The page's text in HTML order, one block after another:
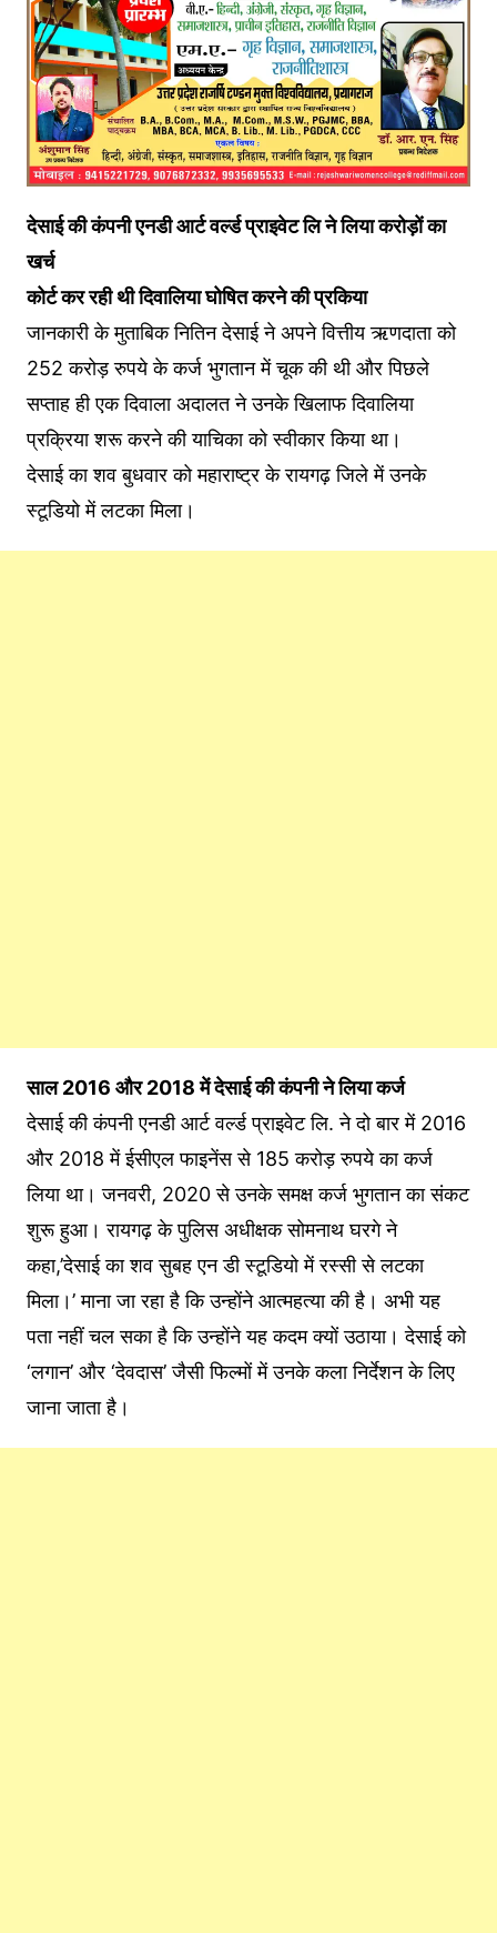
देसाई की कंपनी एनडी आर्ट वर्ल्ड प्राइवेट लि ने लिया करोड़ों का
खर्च
कोर्ट कर रही थी दिवालिया घोषित करने की प्रकिया
जानकारी के मुताबिक नितिन देसाई ने अपने वित्तीय ऋणदाता को
252 करोड़ रुपये के कर्ज भुगतान में चूक की थी और पिछले
सप्ताह ही एक दिवाला अदालत ने उनके खिलाफ दिवालिया
प्रक्रिया शरू करने की याचिका को स्वीकार किया था।
देसाई का शव बुधवार को महाराष्ट्र के रायगढ़ जिले में उनके
स्टूडियो में लटका मिला।
साल 2016 और 2018 में देसाई की कंपनी ने लिया कर्ज
देसाई की कंपनी एनडी आर्ट वर्ल्ड प्राइवेट लि. ने दो बार में 2016
और 2018 में ईसीएल फाइनेंस से 185 करोड़ रुपये का कर्ज
लिया था। जनवरी, 2020 से उनके समक्ष कर्ज भुगतान का संकट
शुरू हुआ। रायगढ़ के पुलिस अधीक्षक सोमनाथ घरगे ने
कहा,’देसाई का शव सुबह एन डी स्टूडियो में रस्सी से लटका
मिला।’ माना जा रहा है कि उन्होंने आत्महत्या की है। अभी यह
पता नहीं चल सका है कि उन्होंने यह कदम क्यों उठाया। देसाई को
‘लगान’ और ‘देवदास’ जैसी फिल्मों में उनके कला निर्देशन के लिए
जाना जाता है।